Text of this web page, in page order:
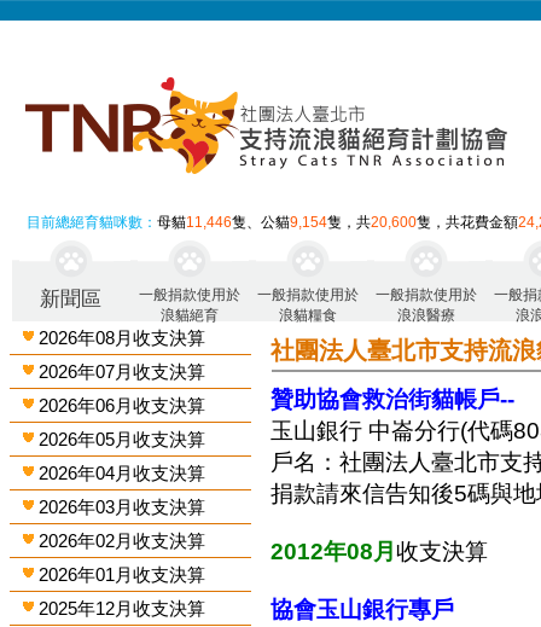
目前總絕育貓咪數：母貓11,446隻、公貓9,154隻，共20,600隻，共花費金額
新聞區
一般捐款使用於
浪貓絕育
一般捐款使用於
浪貓糧食
一般捐款使用於
浪浪醫療
一般捐
浪
2026年08月收支決算
2026年07月收支決算
2026年06月收支決算
2026年05月收支決算
2026年04月收支決算
2026年03月收支決算
2026年02月收支決算
2026年01月收支決算
2025年12月收支決算
社團法人臺北市支持流
贊助協會救治街貓帳戶--
玉山銀行 中崙分行(代碼
戶名：社團法人臺北市支
捐款請來信告知後5碼與
2012年08月收支決算
協會玉山銀行專戶